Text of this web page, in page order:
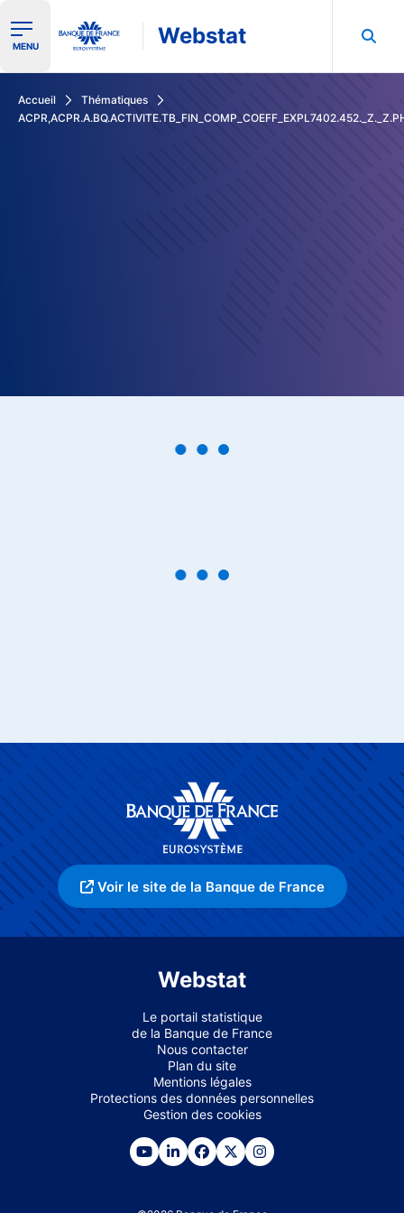
Ouvrir le menu de navigation
MENU Webstat
Accueil
Thématiques
Voir le site de la Banque de France
Webstat
Le portail statistique
de la Banque de France
Nous contacter
Plan du site
Mentions légales
Protections des données personnelles
Gestion des cookies